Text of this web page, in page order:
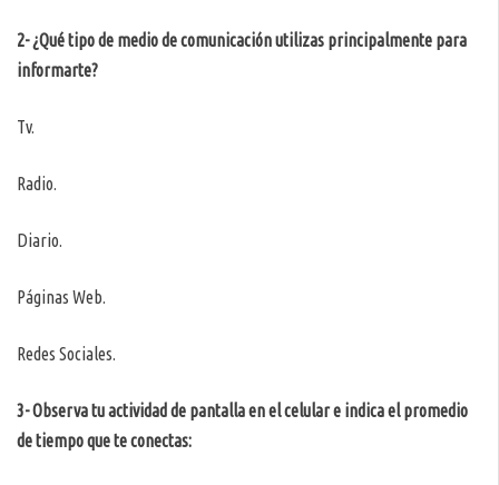
2- ¿Qué tipo de medio de comunicación utilizas principalmente para
informarte?
Tv.
Radio.
Diario.
Páginas Web.
Redes Sociales.
3- Observa tu actividad de pantalla en el celular e indica el promedio
de tiempo que te conectas: